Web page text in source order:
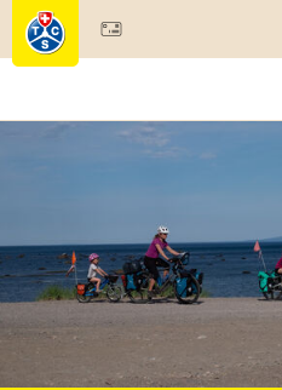
Membres & prestations
Tests, sécurité & santé